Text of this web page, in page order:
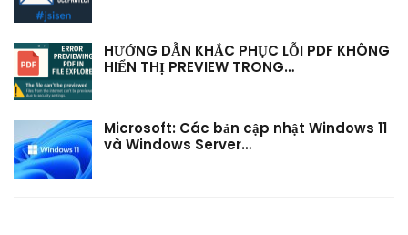
HƯỚNG DẪN KHẮC PHỤC LỖI PDF KHÔNG
HIỂN THỊ PREVIEW TRONG…
Microsoft: Các bản cập nhật Windows 11
và Windows Server…